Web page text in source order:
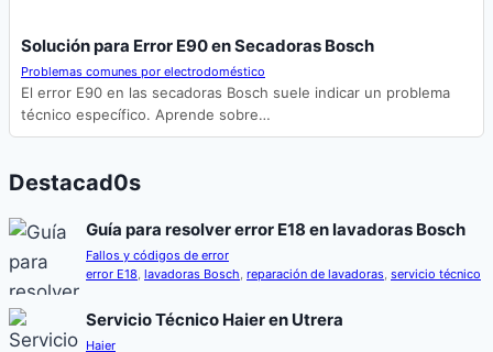
Solución para Error E90 en Secadoras Bosch
Problemas comunes por electrodoméstico
El error E90 en las secadoras Bosch suele indicar un problema
técnico específico. Aprende sobre…
Destacad0s
Guía para resolver error E18 en lavadoras Bosch
Fallos y códigos de error
error E18 lavadoras Bosch reparación de lavadoras servicio técnico
Servicio Técnico Haier en Utrera
Haier